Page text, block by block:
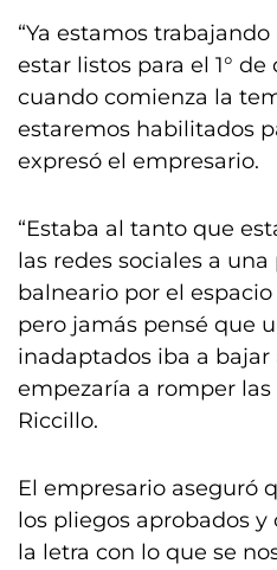
“Ya estamos
estar listos para el 1°
cuando comienza la
estaremos habilitados
expresó el empresario.
“Estaba al tanto que
las redes sociales a
balneario por el
pero jamás pensé que
inadaptados iba a bajar
empezaría a romper las
Riccillo.
El empresario aseguró
los pliegos aprobados
la letra con lo que se